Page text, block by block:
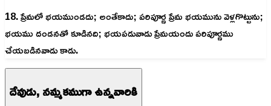
18. ప్రేమలో భయముండదు; అంతేకాదు; పరిపూర్ణ ప్రేమ భయమును వెళ్లగొట్టును;
భయము దండనతో కూడినది; భయపడువాడు ప్రేమయందు పరిపూర్ణము
చేయబడినవాడు కాడు.
దేవుడు, నమ్మకముగా ఉన్నవారికి